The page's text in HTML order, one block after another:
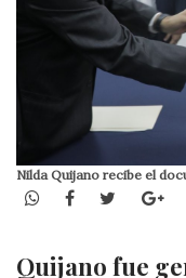
Nilda Quijano recibe el
WhatsApp
Facebook
Twitter
Quijano fue